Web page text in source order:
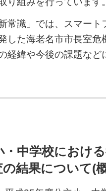
常識」では、スマート
した海老名市市長室危
経緯や今後の課題など
・中学校におけ
結果について(